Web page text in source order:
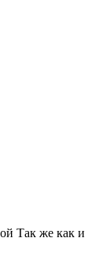
Так же как и